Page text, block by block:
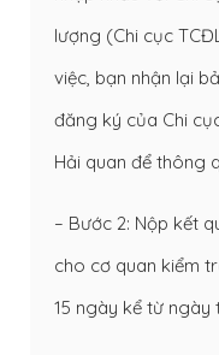
lượng (Chi cục
việc, bạn nhận lại
đăng ký của Chi
Hải quan để thông
– Bước 2: Nộp kết
cho cơ quan kiểm
15 ngày kể từ ngày